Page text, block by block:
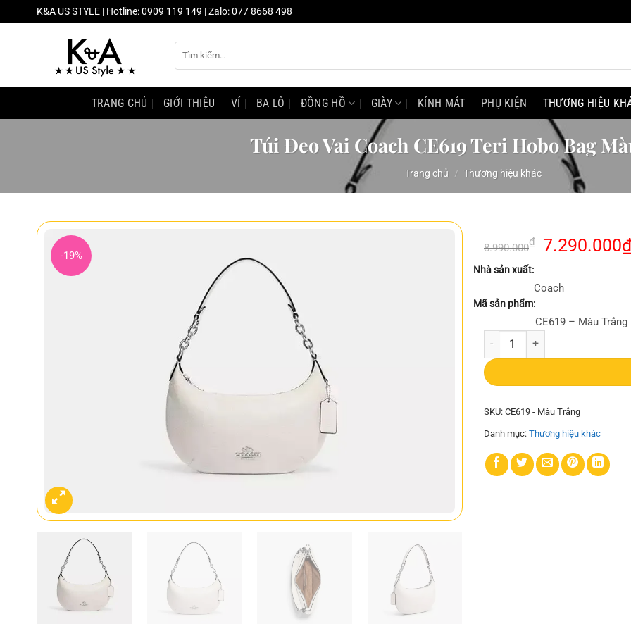
đến
K&A US STYLE | Hotline: 0909 119 149 | Zalo: 077 8668 498
kiếm:
TRANG CHỦ GIỚI THIỆU VÍ BA LÔ ĐỒNG HỒ GIÀY KÍNH MÁT PHỤ KIỆN THƯƠNG HIỆU
Túi Đeo Vai Coach CE619 Teri Hobo Bag
Trang chủ / Thương hiệu khác
-19%
8.990.000₫
Giá
8.990.000₫.
7.290.000₫
Nhà sản xuất:
Coach
Mã sản phẩm:
CE619 – Màu Trắng
Túi Đeo Vai Coach CE619 Teri
SKU: CE619 - Màu Trắng
Danh mục: Thương hiệu khác